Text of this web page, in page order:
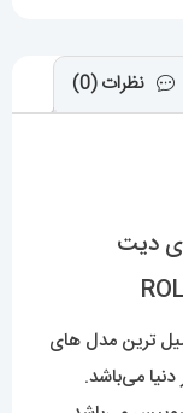
نظرات (0)
دیت
ترین مدل های
می‌باشد.